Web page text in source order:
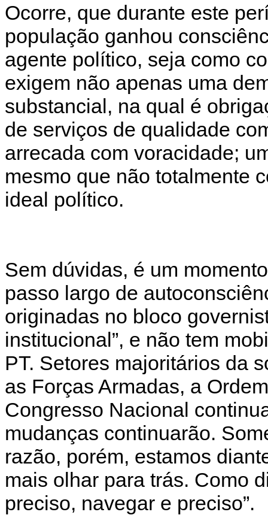
Ocorre, que durante este
população ganhou
agente político, seja como
exigem não apenas uma
substancial, na qual é
de serviços de qualidade
arrecada com voracidade;
mesmo que não totalmente
ideal político.
Sem dúvidas, é um
passo largo de
originadas no bloco
institucional”, e não tem
PT. Setores majoritários da
as Forças Armadas, a
Congresso Nacional
mudanças continuarão.
razão, porém, estamos
mais olhar para trás. Como
preciso, navegar e preciso”.